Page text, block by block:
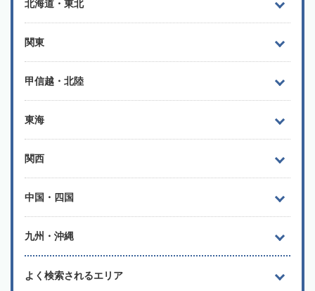
北海道・東北
関東
甲信越・北陸
東海
関西
中国・四国
九州・沖縄
よく検索されるエリア